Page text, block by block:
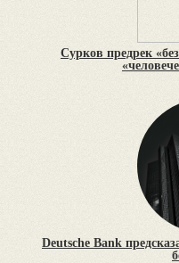
Сурков предрек
Deutsche Bank